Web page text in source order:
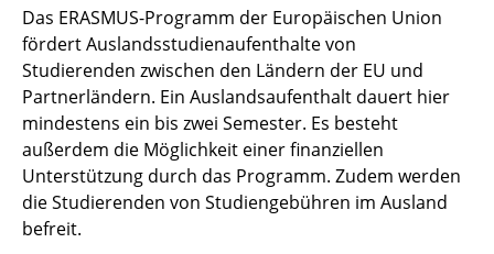
Das ERASMUS-Programm der Europäischen Union
fördert Auslandsstudienaufenthalte von
Studierenden zwischen den Ländern der EU und
Partnerländern. Ein Auslandsaufenthalt dauert hier
mindestens ein bis zwei Semester. Es besteht
außerdem die Möglichkeit einer finanziellen
Unterstützung durch das Programm. Zudem werden
die Studierenden von Studiengebühren im Ausland
befreit.